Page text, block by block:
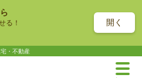
る！ 開く
・不動産